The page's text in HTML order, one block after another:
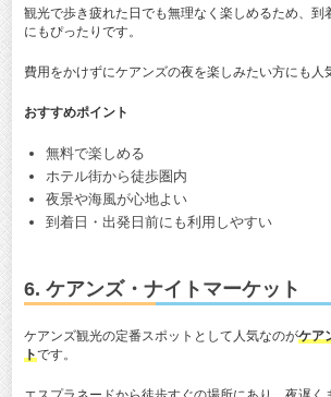
観光で歩き疲れた日でも無理なく楽しめるため、到
にもぴったりです。
費用をかけずにケアンズの夜を楽しみたい方にも人
おすすめポイント
無料で楽しめる
ホテル街から徒歩圏内
夜景や海風が心地よい
到着日・出発日前にも利用しやすい
6. ケアンズ・ナイトマーケット
ケアンズ観光の定番スポットとして人気なのがケア
トです。